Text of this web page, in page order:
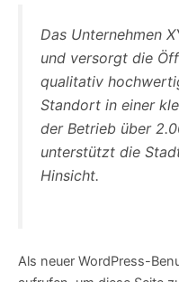
Das Unternehmen
und versorgt die
qualitativ
Standort in einer
der Betrieb über
unterstützt die
Hinsicht.
Als neuer WordPress-